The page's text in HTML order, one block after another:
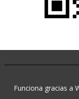
Funciona gracias a